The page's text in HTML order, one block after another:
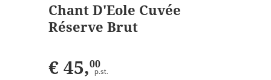
Chant D'Eole Cuvée
Réserve Brut
€ 45,00
p.st.